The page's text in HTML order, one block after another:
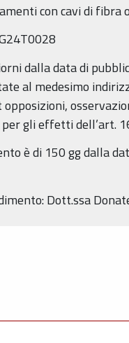
con cavi di fibra
dalla data di
al medesimo
gli effetti dell’art.
è di 150 gg dalla
Dott.ssa